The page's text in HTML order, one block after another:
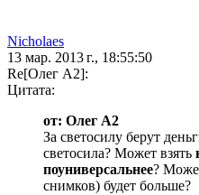
Nicholaes
13 мар. 2013 г., 18:55:50
Re[Олег А2]:
Цитата:
от: Олег А2
За светосилу берут
светосила? Может взять
поуниверсальнее?
снимков) будет больше?